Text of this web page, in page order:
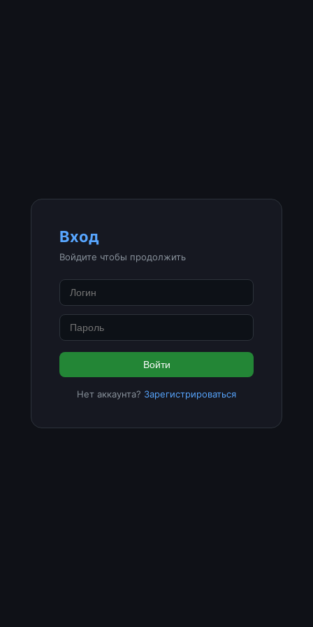
Вход
Войдите чтобы продолжить
Войти
Нет аккаунта? Зарегистрироваться